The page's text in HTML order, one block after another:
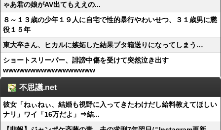
ゃあ君の娘がAV出てもええの...
８～１３歳の少年１９人に自宅で性的暴行やわいせつ、３１歳男に懲
役１５年
東大卒さん、ヒカルに嫉妬した結果ブタ箱送りになってしまう…
ショートスリーパー、誹謗中傷を受けて突然泣き出す
wwwwwwwwwwwwwwwww
不思議.net
彼女「ねぃねぃ、結婚も視野に入ってきたわけだし給料教えてほしい
ナリ」ワイ「16万だよ」⇒結...